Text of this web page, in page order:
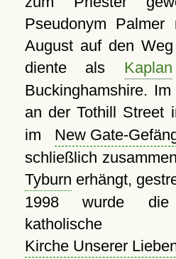
Pseudonym
August auf den
diente als Kaplan
Buckinghamshire.
an der Tothill Street
im New Gate-
schließlich
Tyburn erhängt,
1998 wurde die
katholische
Kirche Unserer